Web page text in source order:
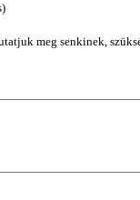
meg senkinek,